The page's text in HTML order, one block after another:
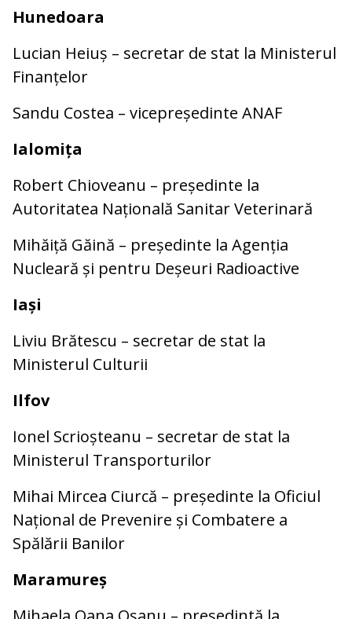
Hunedoara
Lucian Heiuș – secretar de stat la Ministerul
Finanțelor
Sandu Costea – vicepreședinte ANAF
Ialomița
Robert Chioveanu – președinte la
Autoritatea Națională Sanitar Veterinară
Mihăiță Găină – președinte la Agenția
Nucleară și pentru Deșeuri Radioactive
Iași
Liviu Brătescu – secretar de stat la
Ministerul Culturii
Ilfov
Ionel Scrioșteanu – secretar de stat la
Ministerul Transporturilor
Mihai Mircea Ciurcă – președinte la Oficiul
Național de Prevenire și Combatere a
Spălării Banilor
Maramureș